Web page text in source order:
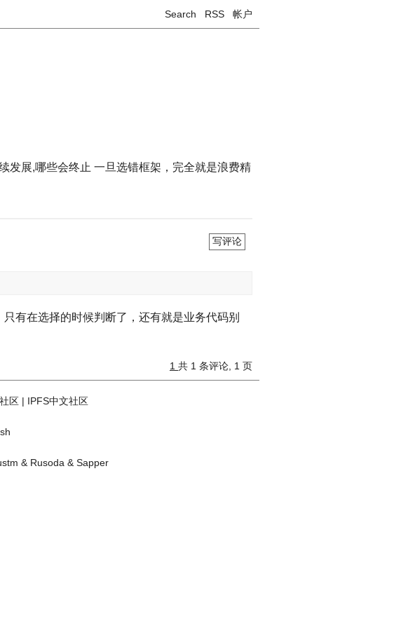
Search RSS 帐户
发展,哪些会终止 一旦选错框架，完全就是浪费精
写评论
有在选择的时候判断了，还有就是业务代码别
1 共 1 条评论, 1 页
区| IPFS中文社区
& Rusoda & Sapper